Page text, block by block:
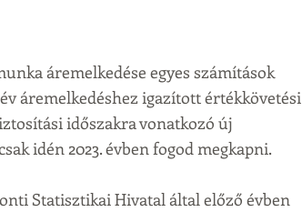
áremelkedése egyes számítások
áremelkedéshez igazított értékkövetési
időszakra vonatkozó új
idén 2023. évben fogod megkapni.
Statisztikai Hivatal által előző évben